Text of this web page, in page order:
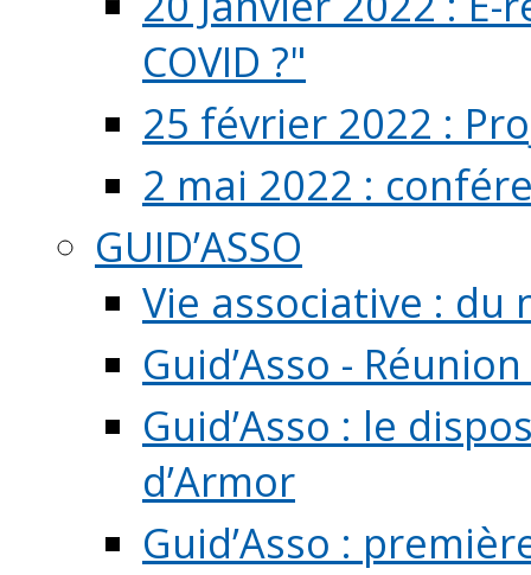
COVID ?"
25 février 2022 :
2 mai 2022 :
GUID’ASSO
Vie associative : du
Guid’Asso -
Guid’Asso : le
d’Armor
Guid’Asso :